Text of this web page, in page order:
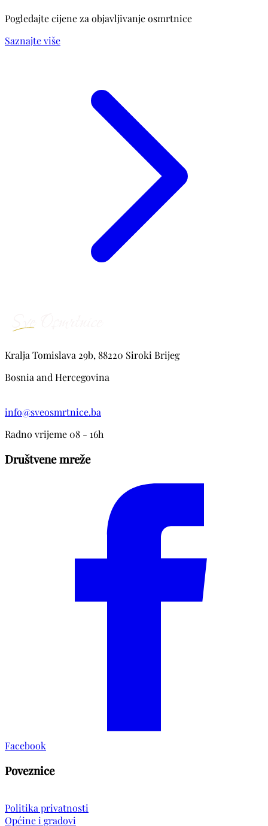
Pogledajte cijene za objavljivanje osmrtnice
Saznajte više
Kralja Tomislava 29b, 88220 Siroki Brijeg
Bosnia and Hercegovina
info@sveosmrtnice.ba
Radno vrijeme 08 - 16h
Društvene mreže
Facebook
Poveznice
Politika privatnosti
Općine i gradovi